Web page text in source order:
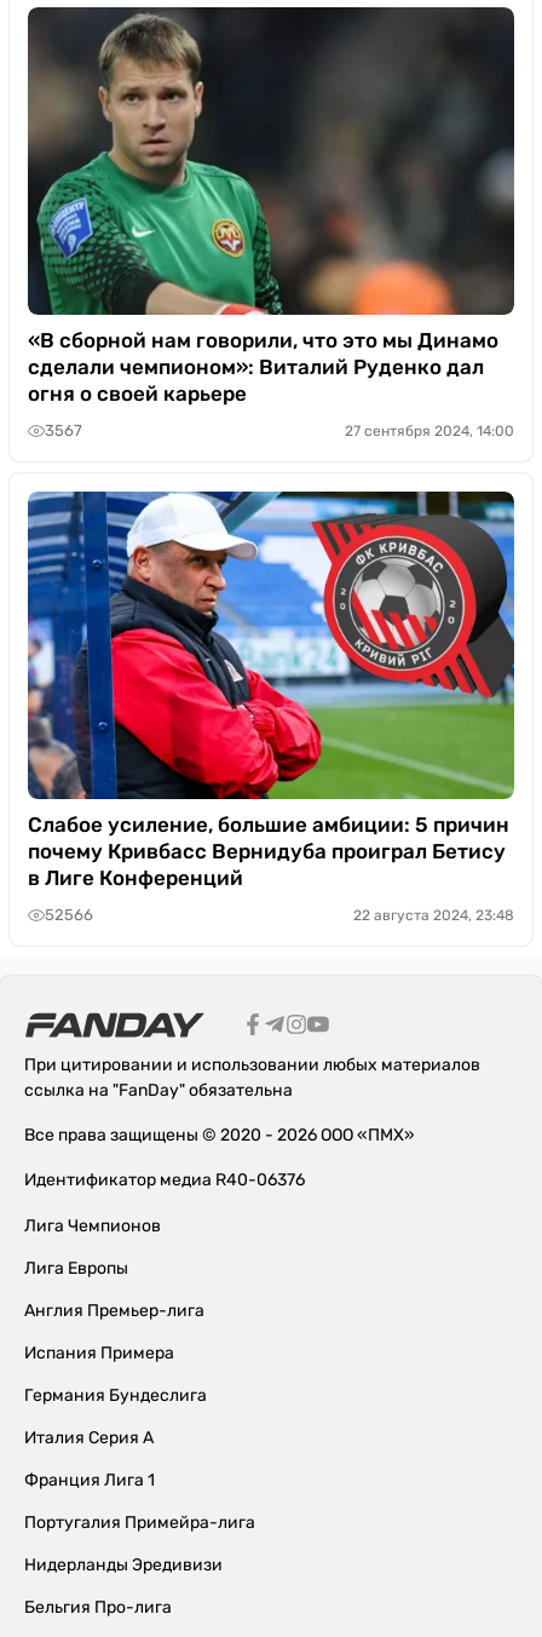
«В сборной нам говорили, что это мы Динамо
сделали чемпионом»: Виталий Руденко дал
огня о своей карьере
3567 27 сентября 2024, 14:00
Слабое усиление, большие амбиции: 5 причин
почему Кривбасс Вернидуба проиграл Бетису
в Лиге Конференций
52566 22 августа 2024, 23:48
При цитировании и использовании любых материалов
ссылка на "FanDay" обязательна
Все права защищены © 2020 - 2026 ООО «ПМХ»
Идентификатор медиа R40-06376
Лига Чемпионов
Лига Европы
Англия Премьер-лига
Испания Примера
Германия Бундеслига
Италия Серия А
Франция Лига 1
Португалия Примейра-лига
Нидерланды Эредивизи
Бельгия Про-лига